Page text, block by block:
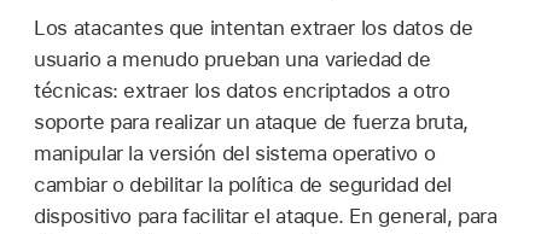
Los atacantes que intentan extraer los datos de
usuario a menudo prueban una variedad de
técnicas: extraer los datos encriptados a otro
soporte para realizar un ataque de fuerza bruta,
manipular la versión del sistema operativo o
cambiar o debilitar la política de seguridad del
dispositivo para facilitar el ataque. En general, para